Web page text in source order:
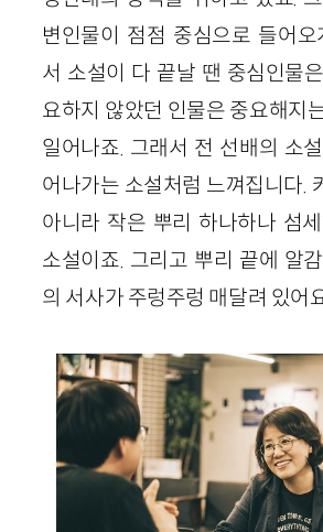
변인물이 점점 중심으로 들어
서 소설이 다 끝날 땐 중심인물
요하지 않았던 인물은 중요해지
일어나죠. 그래서 전 선배의 소
어나가는 소설처럼 느껴집니다.
아니라 작은 뿌리 하나하나 섬
소설이죠. 그리고 뿌리 끝에 알
의 서사가 주렁주렁 매달려 있어